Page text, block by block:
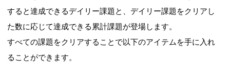
すると達成できるデイリー課題と、デイリー課題をクリアし
た数に応じて達成できる累計課題が登場します。
すべての課題をクリアすることで以下のアイテムを手に入れ
ることができます。